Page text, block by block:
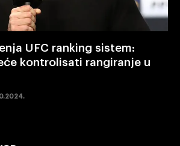
UFC ranking sistem:
kontrolisati rangiranje u